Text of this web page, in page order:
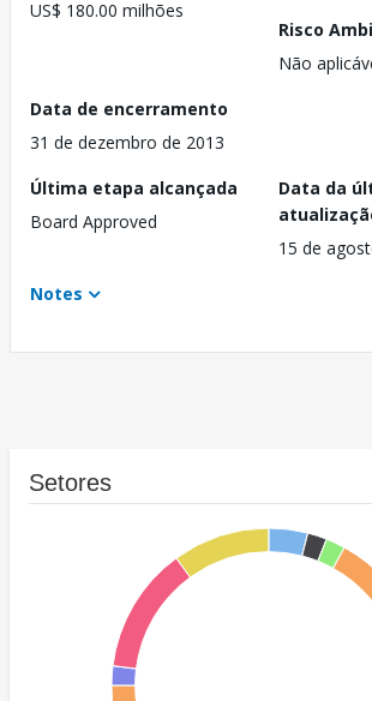
US$ 180.00 milhões
Risco
Não
Data de encerramento
31 de dezembro de 2013
Última etapa alcançada
Board Approved
Data da
15 de
Notes
Setores